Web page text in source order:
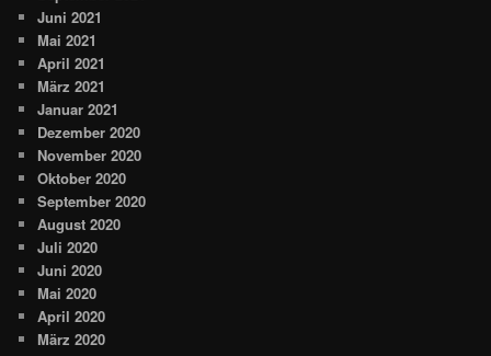
Juni 2021
Mai 2021
April 2021
März 2021
Januar 2021
Dezember 2020
November 2020
Oktober 2020
September 2020
August 2020
Juli 2020
Juni 2020
Mai 2020
April 2020
März 2020